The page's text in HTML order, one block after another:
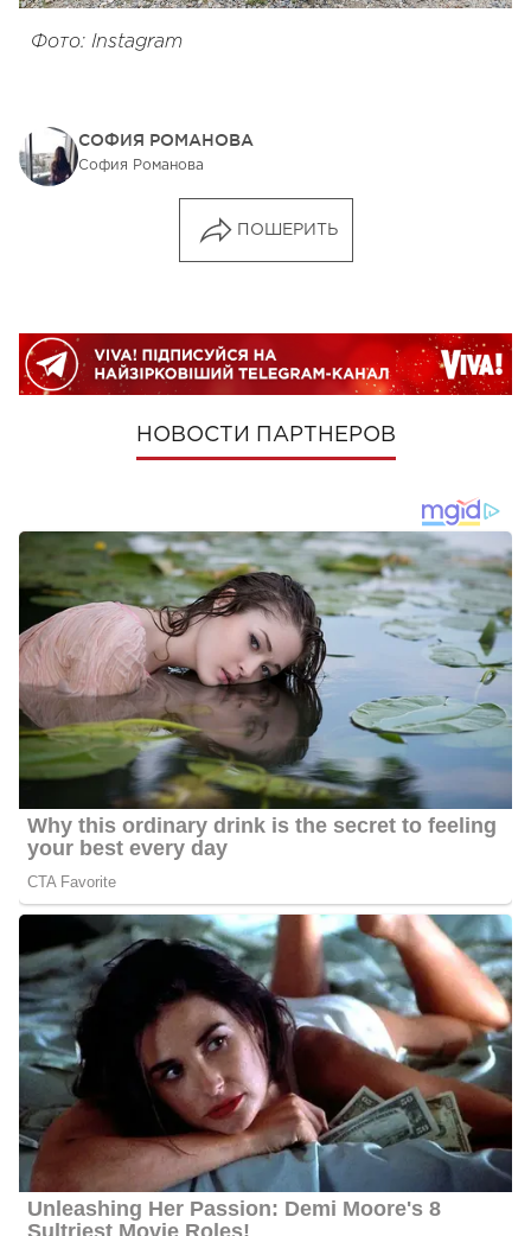
Фото: Instagram
СОФИЯ РОМАНОВА
София Романова
ПОШЕРИТЬ
НОВОСТИ ПАРТНЕРОВ